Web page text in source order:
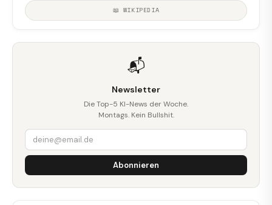
📖 WIKIPEDIA
📬
Newsletter
Die Top-5 KI-News der Woche.
Montags. Kein Bullshit.
Abonnieren